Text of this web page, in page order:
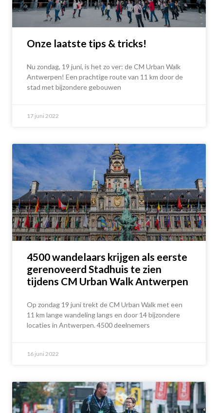
Onze laatste tips & tricks!
Nu zondag, 19 juni, is het zo ver: de CM Urban Walk
Antwerpen! Een prachtige route van 11 km door de
stad met bijzondere gebouwen
17 juni 2022
4500 wandelaars krijgen als eerste
gerenoveerd Stadhuis te zien
tijdens CM Urban Walk Antwerpen
Op zondag 19 juni trekt de CM Urban Walk met een
11 km lange wandeling langs en door 14 bijzondere
locaties in Antwerpen. 4500 deelnemers
16 juni 2022